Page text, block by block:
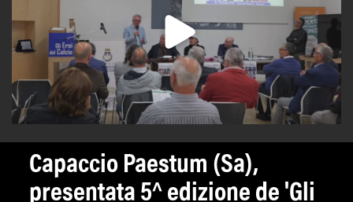
Capaccio Paestum (Sa),
presentata 5^ edizione de 'Gli